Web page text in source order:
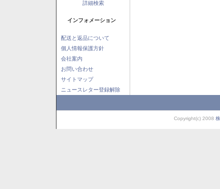
詳細検索
インフォメーション
配送と返品について
個人情報保護方針
会社案内
お問い合わせ
サイトマップ
ニュースレター登録解除
Copyright(c) 2008